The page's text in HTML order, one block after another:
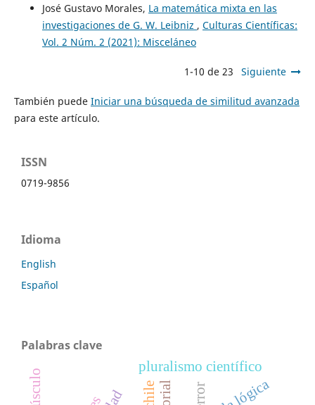
José Gustavo Morales, La matemática mixta en las
investigaciones de G. W. Leibniz , Culturas Científicas:
Vol. 2 Núm. 2 (2021): Misceláneo
1-10 de 23 Siguiente
También puede Iniciar una búsqueda de similitud avanzada
para este artículo.
ISSN
0719-9856
Idioma
English
Español
Palabras clave
error
pluralismo científico